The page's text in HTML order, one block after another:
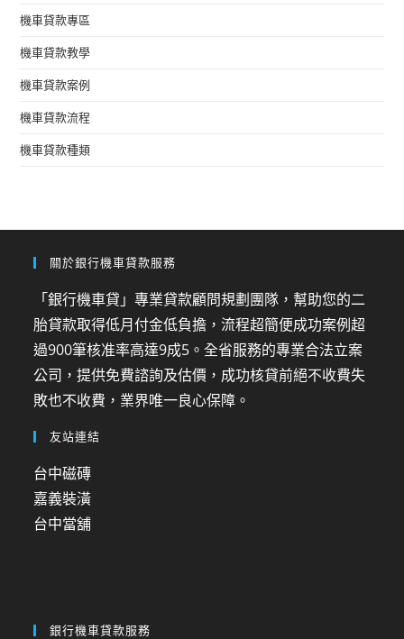
機車貸款專區
機車貸款教學
機車貸款案例
機車貸款流程
機車貸款種類
關於銀行機車貸款服務
「銀行機車貸」專業貸款顧問規劃團隊，幫助您的二
胎貸款取得低月付金低負擔，流程超簡便成功案例超
過900筆核准率高達9成5。全省服務的專業合法立案
公司，提供免費諮詢及估價，成功核貸前絕不收費失
敗也不收費，業界唯一良心保障。
友站連結
台中磁磚
嘉義裝潢
台中當舖
銀行機車貸款服務